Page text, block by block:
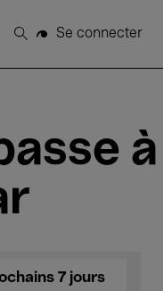
Rechercher
Se connecter
à
7 jours